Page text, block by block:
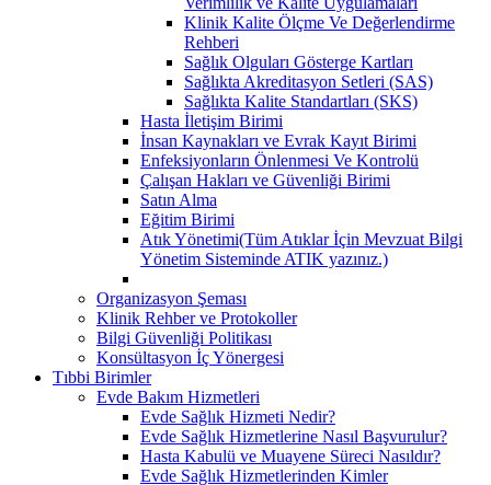
Klinik Kalite Ölçme Ve Değerlendirme
Rehberi
Sağlık Olguları Gösterge Kartları
Sağlıkta Akreditasyon Setleri (SAS)
Sağlıkta Kalite Standartları (SKS)
Hasta İletişim Birimi
İnsan Kaynakları ve Evrak Kayıt Birimi
Enfeksiyonların Önlenmesi Ve Kontrolü
Çalışan Hakları ve Güvenliği Birimi
Satın Alma
Eğitim Birimi
Atık Yönetimi(Tüm Atıklar İçin Mevzuat Bilgi
Yönetim Sisteminde ATIK yazınız.)
Organizasyon Şeması
Klinik Rehber ve Protokoller
Bilgi Güvenliği Politikası
Konsültasyon İç Yönergesi
Tıbbi Birimler
Evde Bakım Hizmetleri
Evde Sağlık Hizmeti Nedir?
Evde Sağlık Hizmetlerine Nasıl Başvurulur?
Hasta Kabulü ve Muayene Süreci Nasıldır?
Evde Sağlık Hizmetlerinden Kimler